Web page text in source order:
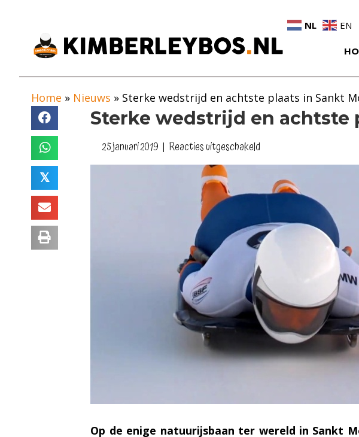
NL EN
Home » Nieuws » Sterke wedstrijd en achtste plaats in Sankt
𝕏
Sterke wedstrijd en achtste
25 januari 2019 | Reacties uitgeschakeld
Sterke
wedstrijd
en
plaats
in
Sankt
Moritz
Op de enige natuurijsbaan ter wereld in Sankt